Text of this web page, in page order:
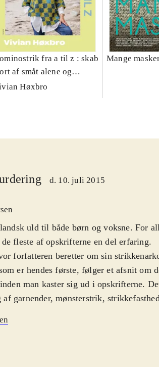
fra a til z : skab
af småt alene og
med dine
Høxbro
Mange
d. 10. juli 2015
uld til både børn og voksne. For
fleste af opskrifterne en del erfaring.
forfatteren beretter om sin
er hendes første, følger et afsnit om
man kaster sig ud i opskrifterne.
garnender, mønsterstrik,
strikkefasthed. Der er opskrifter på
med lækre sweatere i islandsk uld. Der